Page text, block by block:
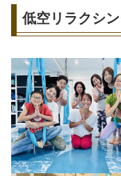
低空リラクシ